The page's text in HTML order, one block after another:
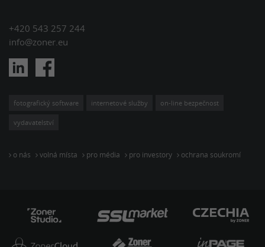
+420 543 257 244
info@zoner.eu
fotografický software internetové služby on-line bezpečnost
vydavatelství
o nás volná místa pro média pro investory ochrana soukromí